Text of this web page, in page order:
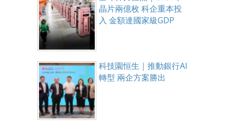
晶片兩億枚 科企重本投
入 金額達國家級GDP
科技園恒生｜推動銀行AI
轉型 兩企方案勝出